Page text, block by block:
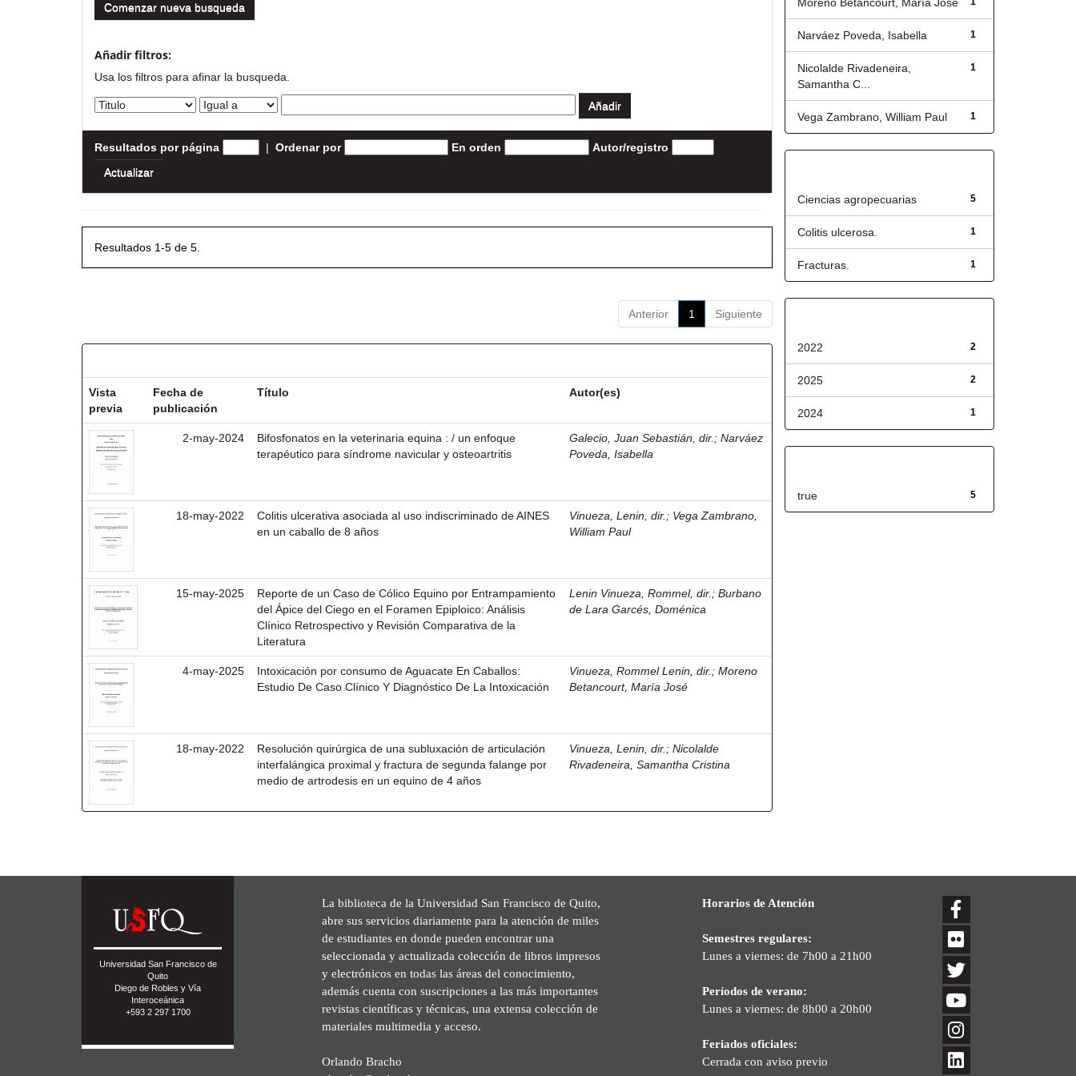
Comenzar nueva busqueda
Añadir filtros:
Usa los filtros para afinar la busqueda.
Resultados por página | Ordenar por En orden Autor/registro
Resultados 1-5 de 5.
Anterior 1 Siguiente
Vista
previa
Fecha de
publicación
Título Autor(es)
2-may-2024
Bifosfonatos en la veterinaria equina : / un enfoque
terapéutico para síndrome navicular y osteoartritis
Galecio, Juan Sebastián, dir. ;Narváez
Poveda, Isabella
18-may-2022
Colitis ulcerativa asociada al uso indiscriminado de AINES
en un caballo de 8 años
Vinueza, Lenin, dir. ; Vega Zambrano,
William Paul
15-may-2025
Reporte de un Caso de Cólico Equino por Entrampamiento
del Ápice del Ciego en el Foramen Epiploico: Análisis
Clínico Retrospectivo y Revisión Comparativa de la
Literatura
Lenin Vinueza, Rommel, dir. ;Burbano
de Lara Garcés, Doménica
4-may-2025
Intoxicación por consumo de Aguacate En Caballos:
Estudio De Caso Clínico Y Diagnóstico De La Intoxicación
Vinueza, Rommel Lenin, dir. ;Moreno
Betancourt, María José
18-may-2022
Resolución quirúrgica de una subluxación de articulación
interfalángica proximal y fractura de segunda falange por
medio de artrodesis en un equino de 4 años
Vinueza, Lenin, dir. ;Nicolalde
Rivadeneira, Samantha Cristina
1
Narváez Poveda, Isabella
1
Nicolalde Rivadeneira,
Samantha C...
1
Vega Zambrano, William Paul
5
Ciencias agropecuarias
1
Colitis ulcerosa.
1
Fracturas.
2
2022
2
2025
1
2024
5
true
Universidad San Francisco de
Quito
Diego de Robles y Vía
Interoceánica
+593 2 297 1700
La biblioteca de la Universidad San Francisco de Quito,
abre sus servicios diariamente para la atención de miles
de estudiantes en donde pueden encontrar una
seleccionada y actualizada colección de libros impresos
y electrónicos en todas las áreas del conocimiento,
además cuenta con suscripciones a las más importantes
revistas científicas y técnicas, una extensa colección de
materiales multimedia y acceso.
Orlando Bracho
Horarios de Atención
Semestres regulares:
Lunes a viernes: de 7h00 a 21h00
Períodos de verano:
Lunes a viernes: de 8h00 a 20h00
Feriados oficiales:
Cerrada con aviso previo